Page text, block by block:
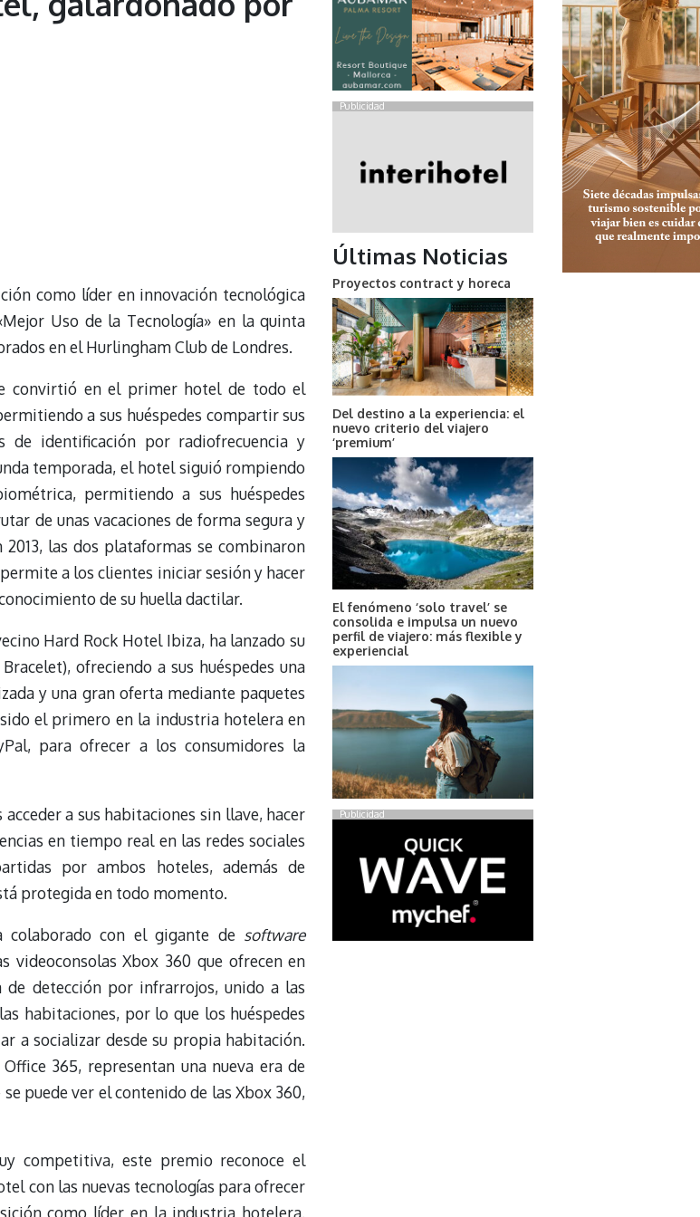
como líder en innovación tecnológica
Uso de la Tecnología» en la quinta
en el Hurlingham Club de Londres.
convirtió en el primer hotel de todo el
a sus huéspedes compartir sus
de identificación por radiofrecuencia y
temporada, el hotel siguió rompiendo
permitiendo a sus huéspedes
de unas vacaciones de forma segura y
las dos plataformas se combinaron
a los clientes iniciar sesión y hacer
de su huella dactilar.
Hard Rock Hotel Ibiza, ha lanzado su
ofreciendo a sus huéspedes una
y una gran oferta mediante paquetes
el primero en la industria hotelera en
para ofrecer a los consumidores la
a sus habitaciones sin llave, hacer
en tiempo real en las redes sociales
por ambos hoteles, además de
protegida en todo momento.
colaborado con el gigante de software
videoconsolas Xbox 360 que ofrecen en
de detección por infrarrojos, unido a las
habitaciones, por lo que los huéspedes
a socializar desde su propia habitación.
365, representan una nueva era de
puede ver el contenido de las Xbox 360,
competitiva, este premio reconoce el
con las nuevas tecnologías para ofrecer
como líder en la industria hotelera.
Publicidad
Últimas Noticias
Proyectos contract y horeca
Del destino a la experiencia: el
nuevo criterio del viajero
‘premium’
El fenómeno ‘solo travel’ se
consolida e impulsa un nuevo
perfil de viajero: más flexible y
experiencial
Publicidad